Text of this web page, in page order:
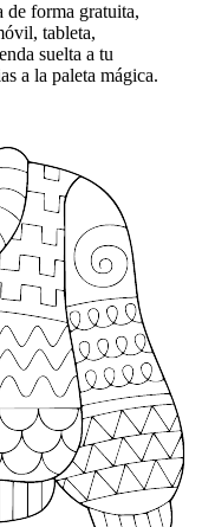
de forma gratuita,
tableta,
suelta a tu
a la paleta mágica.